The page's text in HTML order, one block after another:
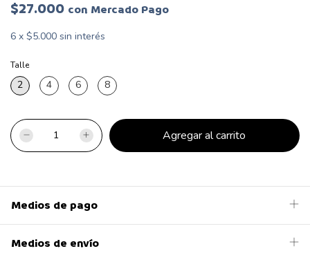
$27.000 con Mercado Pago
6 x $5.000 sin interés
Talle
2 4 6 8
Medios de pago
Medios de envío